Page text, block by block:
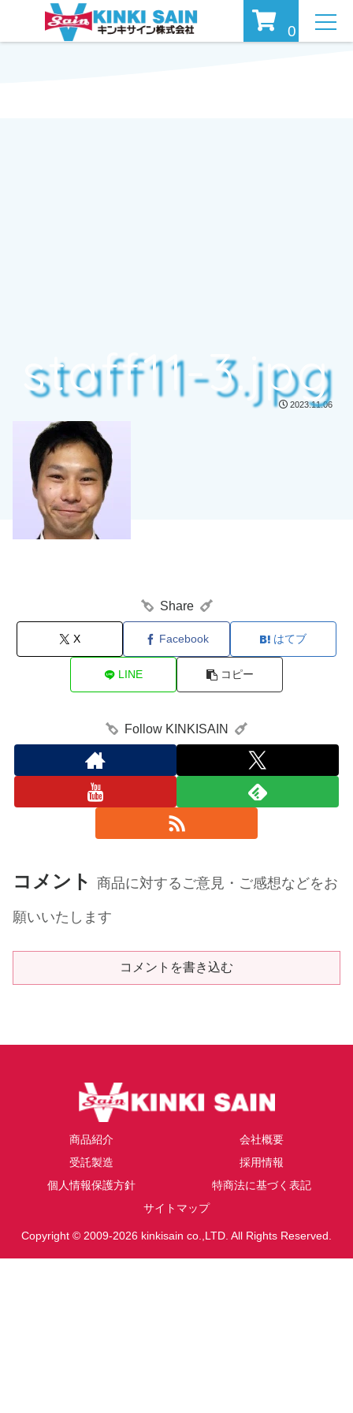
staff11-3.jpg
2023.11.06
Share
X Facebook はてブ
LINE コピー
Follow KINKISAIN
コメント 商品に対するご意見・ご感想などをお
願いいたします
コメントを書き込む
商品紹介
会社概要
受託製造
採用情報
個人情報保護方針
特商法に基づく表記
サイトマップ
Copyright © 2009-2026 kinkisain co.,LTD. All Rights Reserved.
0